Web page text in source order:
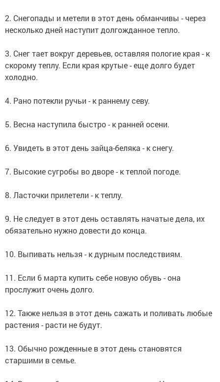
2. Снегопады и метели в этот день обманчивы - через
несколько дней наступит долгожданное тепло.
3. Снег тает вокруг деревьев, оставляя пологие края - к
скорому теплу. Если края крутые - еще долго будет
холодно.
4. Рано потекли ручьи - к раннему севу.
5. Весна наступила быстро - к ранней осени.
6. Увидеть в этот день зайца-беляка - к снегу.
7. Высокие сугробы во дворе - к теплой погоде.
8. Ласточки прилетели - к теплу.
9. Не следует в этот день оставлять начатые дела, их
обязательно нужно довести до конца.
10. Выпивать нельзя - к дурным последствиям.
11. Если 6 марта купить себе новую обувь - она
прослужит очень долго.
12. Также нельзя в этот день сажать и поливать любые
растения - расти не будут.
13. Обычно рожденные в этот день становятся
старшими в семье.